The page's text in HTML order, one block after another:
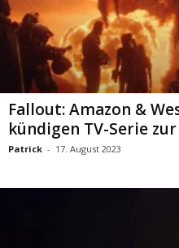
Fallout: Amazon &
kündigen TV-Serie
Patrick - 17. August 2023